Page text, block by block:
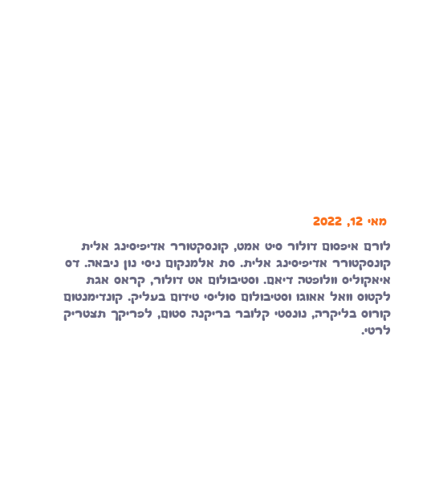
מאי 12, 2022
לורם איפסום דולור סיט אמט, קונסקטורר אדיפיסינג אלית
קונסקטורר אדיפיסינג אלית. סת אלמנקום ניסי נון ניבאה. דס
איאקוליס וולופטה דיאם. וסטיבולום אט דולור, קראס אגת
לקטוס וואל אאוגו וסטיבולום סוליסי טידום בעליק. קונדימנטום
קורוס בליקרה, נונסטי קלובר בריקנה סטום, לפריקך תצטריק
לרטי.